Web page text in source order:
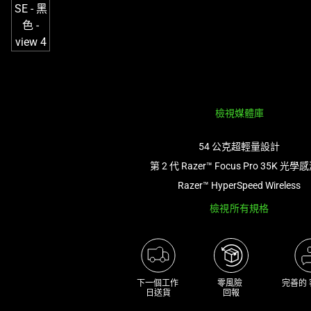
檢視媒體庫
54 公克超輕量設計
第 2 代 Razer™ Focus Pro 35K 光學
Razer™ HyperSpeed Wireless
檢視所有規格
下一個工作
日送貨
零風險
回報
完善的